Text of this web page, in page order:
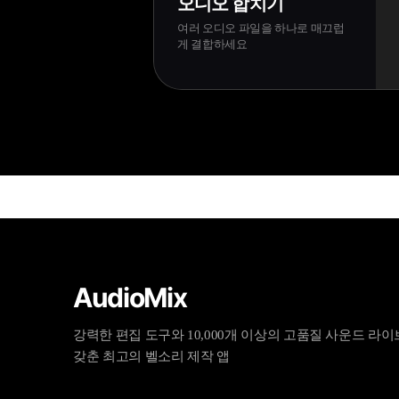
여러 오디오 파일을 하나로 매끄럽
게 결합하세요
AudioMix
강력한 편집 도구와 10,000개 이상의 고품질 사운드 라이
갖춘 최고의 벨소리 제작 앱